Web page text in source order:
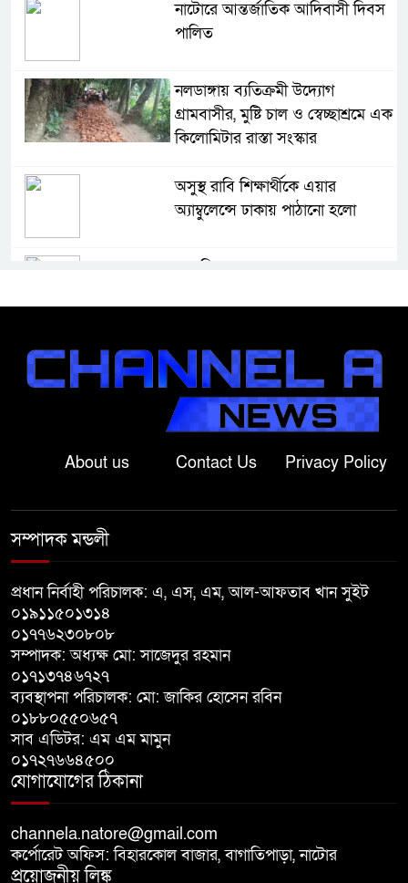
নাটোরে আন্তর্জাতিক আদিবাসী দিবস
পালিত
নলডাঙ্গায় ব্যতিক্রমী উদ্যোগ
গ্রামবাসীর, মুষ্টি চাল ও স্বেচ্ছাশ্রমে এক
কিলোমিটার রাস্তা সংস্কার
অসুস্থ রাবি শিক্ষার্থীকে এয়ার
অ্যাম্বুলেন্সে ঢাকায় পাঠানো হলো
বাগাতিপাড়ায় কপোতাক্ষ এক্সপ্রেসের
পঞ্চগড়ে নিষিদ্ধ আওয়ামী লীগের পৌর
সভাপতি কাজী আল তারিক গ্রেপ্তার
বাজারের আনুষ্ঠানিক কার্যক্রম শুরু
গিয়ে বিদ্যুৎস্পৃষ্টে কিশোরের মৃত্যু
নলডাঙ্গায় প্রশাসনকে বৃদ্ধাঙ্গুলি দেখিয়ে
About us Contact Us Privacy Policy
সম্পাদক মন্ডলী
প্রধান নির্বাহী পরিচালক: এ, এস, এম, আল-আফতাব খান সুইট
০১৯১১৫০১৩১৪
০১৭৭৬২৩০৮০৮
সম্পাদক: অধ্যক্ষ মো: সাজেদুর রহমান
০১৭১৩৭৪৬৭২৭
ব্যবস্থাপনা পরিচালক: মো: জাকির হোসেন রবিন
০১৮৮০৫৫০৬৫৭
সাব এডিটর: এম এম মামুন
০১৭২৭৬৬৪৫০০
যোগাযোগের ঠিকানা
channela.natore@gmail.com
কর্পোরেট অফিস: বিহারকোল বাজার, বাগাতিপাড়া, নাটোর
প্রয়োজনীয় লিঙ্ক